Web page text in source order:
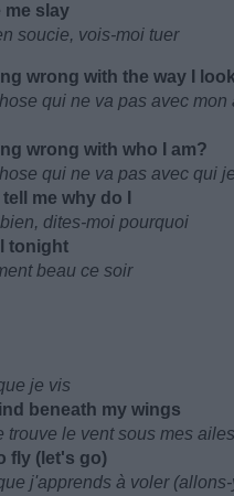
me slay
soucie, vois-moi tuer
wrong with the way I
qui ne va pas avec mon
wrong with who I am?
qui ne va pas avec qui
me why do I
dites-moi pourquoi
tonight
beau ce soir
je vis
beneath my wings
trouve le vent sous mes ailes
fly (let's go)
j'apprends à voler (allons-